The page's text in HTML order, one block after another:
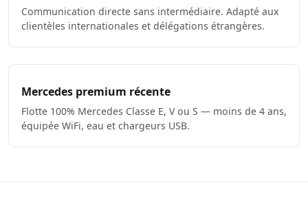
Communication directe sans intermédiaire. Adapté aux
clientèles internationales et délégations étrangères.
Mercedes premium récente
Flotte 100% Mercedes Classe E, V ou S — moins de 4 ans,
équipée WiFi, eau et chargeurs USB.